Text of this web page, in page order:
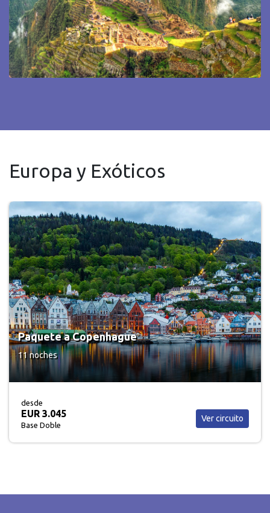
Europa y Exóticos
Paquete a Londres
21 noches
desde
USD 3.312
Base Doble
Ver circuito